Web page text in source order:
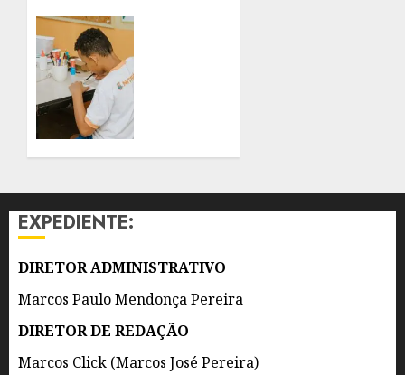
AGOSTO
8 DE
AGOSTO
DE 2026
0
EXPEDIENTE:
DIRETOR ADMINISTRATIVO
Marcos Paulo Mendonça Pereira
DIRETOR DE REDAÇÃO
Marcos Click (Marcos José Pereira)